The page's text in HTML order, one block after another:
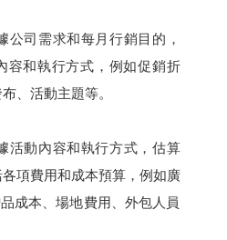
公司需求和每月行銷目的，
容和執行方式，例如促銷折
、活動主題等。
活動內容和執行方式，估算
項費用和成本預算，例如廣
成本、場地費用、外包人員